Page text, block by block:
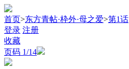
首页>东方青帖·枠外·母之爱>第1话
登录 注册
收藏
页码 1/14